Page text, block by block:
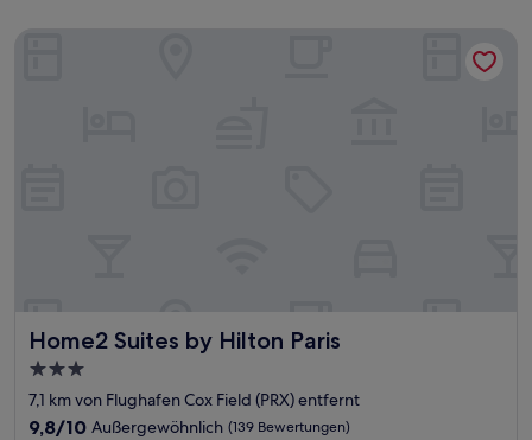
Home2 Suites by Hilton Paris
Home2 Suites by Hilton Paris
3.0-
Sterne-
Unterkunft
7,1 km von Flughafen Cox Field (PRX) entfernt
9.8
9,8/10 Außergewöhnlich (139 Bewertungen)